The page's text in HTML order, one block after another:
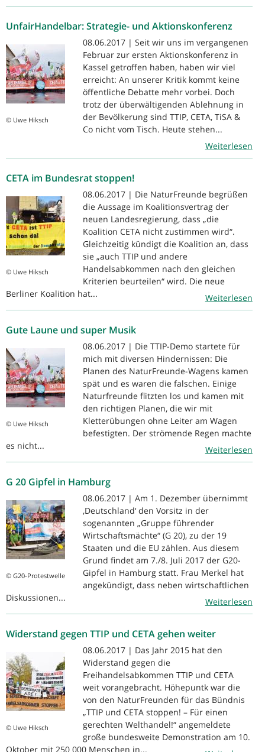
UnfairHandelbar: Strategie- und Aktionskonferenz
© Uwe Hiksch
08.06.2017 | Seit wir uns im vergangenen
Februar zur ersten Aktionskonferenz in
Kassel getroffen haben, haben wir viel
erreicht: An unserer Kritik kommt keine
öffentliche Debatte mehr vorbei. Doch
trotz der überwältigenden Ablehnung in
der Bevölkerung sind TTIP, CETA, TiSA &
Co nicht vom Tisch. Heute stehen...
Weiterlesen
CETA im Bundesrat stoppen!
© Uwe Hiksch
08.06.2017 | Die NaturFreunde begrüßen
die Aussage im Koalitionsvertrag der
neuen Landesregierung, dass „die
Koalition CETA nicht zustimmen wird“.
Gleichzeitig kündigt die Koalition an, dass
sie „auch TTIP und andere
Handelsabkommen nach den gleichen
Kriterien beurteilen“ wird. Die neue
Berliner Koalition hat...
Weiterlesen
Gute Laune und super Musik
© Uwe Hiksch
08.06.2017 | Die TTIP-Demo startete für
mich mit diversen Hindernissen: Die
Planen des NaturFreunde-Wagens kamen
spät und es waren die falschen. Einige
Naturfreunde flitzten los und kamen mit
den richtigen Planen, die wir mit
Kletterübungen ohne Leiter am Wagen
befestigten. Der strömende Regen machte
es nicht...
Weiterlesen
G 20 Gipfel in Hamburg
© G20-Protestwelle
08.06.2017 | Am 1. Dezember übernimmt
‚Deutschland‘ den Vorsitz in der
sogenannten „Gruppe führender
Wirtschaftsmächte“ (G 20), zu der 19
Staaten und die EU zählen. Aus diesem
Grund findet am 7./8. Juli 2017 der G20-
Gipfel in Hamburg statt. Frau Merkel hat
angekündigt, dass neben wirtschaftlichen
Diskussionen...
Weiterlesen
Widerstand gegen TTIP und CETA gehen weiter
© Uwe Hiksch
08.06.2017 | Das Jahr 2015 hat den
Widerstand gegen die
Freihandelsabkommen TTIP und CETA
weit vorangebracht. Höhepuntk war die
von den NaturFreunden für das Bündnis
„TTIP und CETA stoppen! – Für einen
gerechten Welthandel!“ angemeldete
große bundesweite Demonstration am 10.
Oktober mit 250 000 Menschen in...